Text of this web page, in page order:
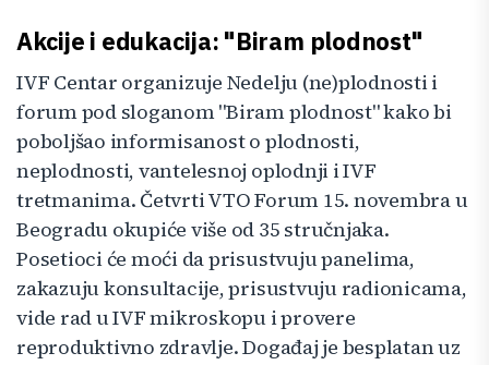
Akcije i edukacija: "Biram plodnost"
IVF Centar organizuje Nedelju (ne)plodnosti i
forum pod sloganom "Biram plodnost" kako bi
poboljšao informisanost o plodnosti,
neplodnosti, vantelesnoj oplodnji i IVF
tretmanima. Četvrti VTO Forum 15. novembra u
Beogradu okupiće više od 35 stručnjaka.
Posetioci će moći da prisustvuju panelima,
zakazuju konsultacije, prisustvuju radionicama,
vide rad u IVF mikroskopu i provere
reproduktivno zdravlje. Događaj je besplatan uz